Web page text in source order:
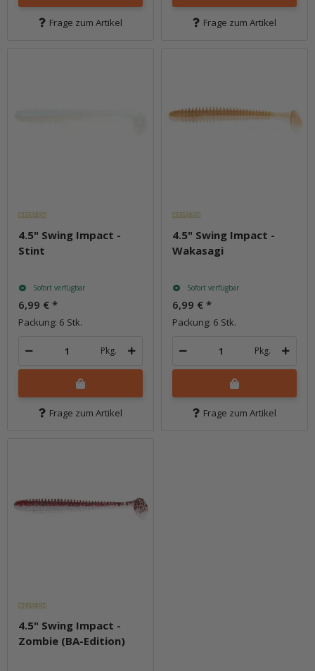
Frage zum Artikel Frage zum Artikel
4.5" Swing Impact -
Stint
Sofort verfügbar
6,99 € *
Packung: 6 Stk.
Pkg.
Frage zum Artikel
4.5" Swing Impact -
Wakasagi
Sofort verfügbar
6,99 € *
Packung: 6 Stk.
Pkg.
Frage zum Artikel
4.5" Swing Impact -
Zombie (BA-Edition)